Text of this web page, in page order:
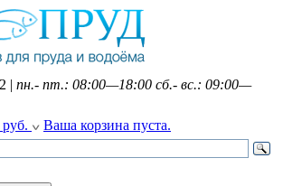
| пн.- пт.: 08:00—18:00 сб.- вс.: 09:00—
руб. Ваша корзина пуста.